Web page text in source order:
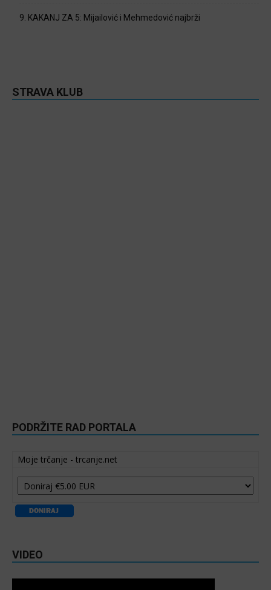
9. KAKANJ ZA 5: Mijailović i Mehmedović najbrži
STRAVA KLUB
PODRŽITE RAD PORTALA
Moje trčanje - trcanje.net
VIDEO